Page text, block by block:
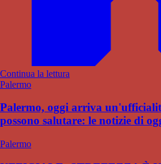
Continua la lettura
Palermo
Palermo, oggi arriva
possono salutare: le notizie di
Palermo